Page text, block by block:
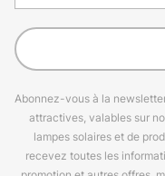
Abonnez-vous à la
attractives, valables sur
lampes solaires et de
recevez toutes les